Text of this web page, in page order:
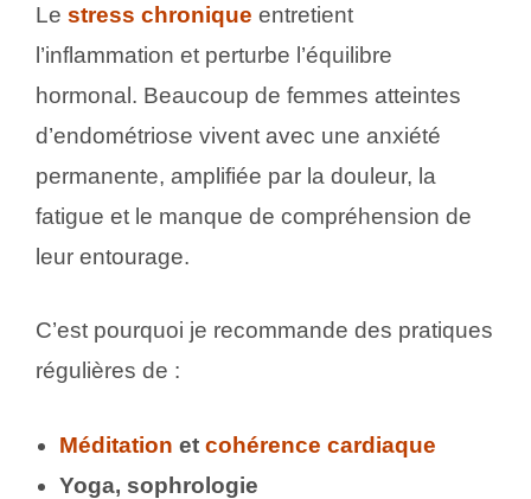
Le stress chronique entretient
l’inflammation et perturbe l’équilibre
hormonal. Beaucoup de femmes atteintes
d’endométriose vivent avec une anxiété
permanente, amplifiée par la douleur, la
fatigue et le manque de compréhension de
leur entourage.
C’est pourquoi je recommande des pratiques
régulières de :
Méditation et cohérence cardiaque
Yoga, sophrologie